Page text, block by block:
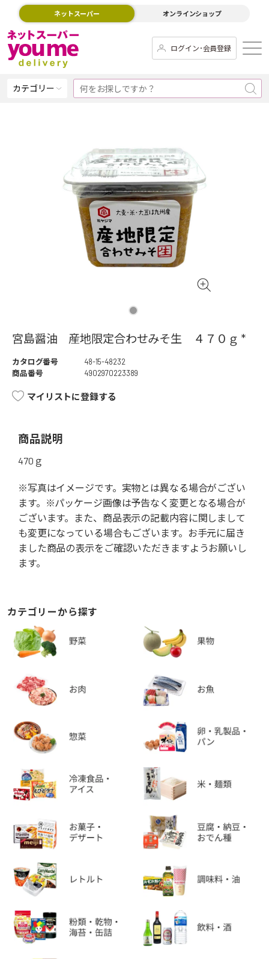
ネットスーパー オンラインショップ
ログイン･会員登録
カテゴリー
宮島醤油 産地限定合わせみそ生 ４７０ｇ *
カタログ番号
48-15-48232
商品番号
4902970223389
マイリストに登録する
商品説明
470ｇ
※写真はイメージです。実物とは異なる場合がござい
ます。※パッケージ画像は予告なく変更となる場合が
ございます。また、商品表示の記載内容に関しまして
も変更になっている場合もございます。お手元に届き
ました商品の表示をご確認いただきますようお願いし
ます。
カテゴリーから探す